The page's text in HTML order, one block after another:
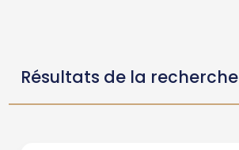
Résultats de la recherche